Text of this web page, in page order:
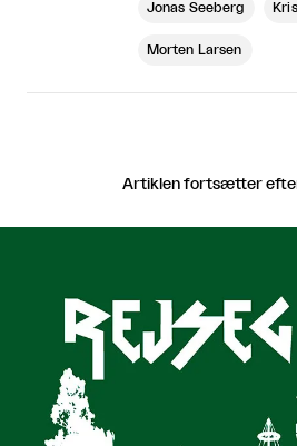
Jonas Seeberg
Morten Larsen
Artiklen fortsætter